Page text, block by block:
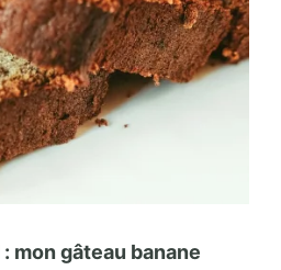
mon gâteau banane